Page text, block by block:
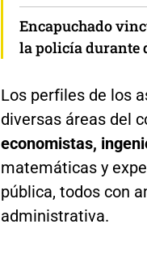
Encapuchado
la policía durante
Los perfiles de los
diversas áreas del
economistas,
matemáticas y
pública, todos con
administrativa.